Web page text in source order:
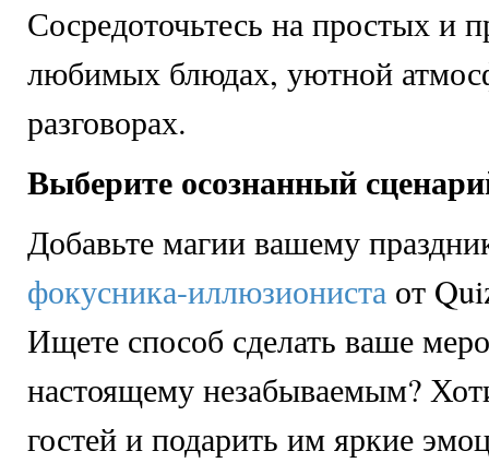
Сосредоточьтесь на простых и
любимых блюдах, уютной
разговорах.
Выберите осознанный
Добавьте магии вашему
фокусника-иллюзиониста от
Ищете способ сделать ваше
настоящему незабываемым?
гостей и подарить им яркие